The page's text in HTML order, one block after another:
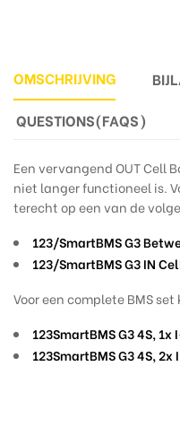
OMSCHRIJVING
QUESTIONS(FAQS)
Een vervangend OUT Cell
niet langer functioneel is.
terecht op een van de
123/SmartBMS G3
123/SmartBMS G3 IN
Voor een complete BMS
123SmartBMS G3 4S, 1x
123SmartBMS G3 4S,